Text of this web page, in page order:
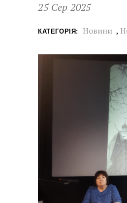
25 Сер 2025
КАТЕГОРІЯ: Новини ,